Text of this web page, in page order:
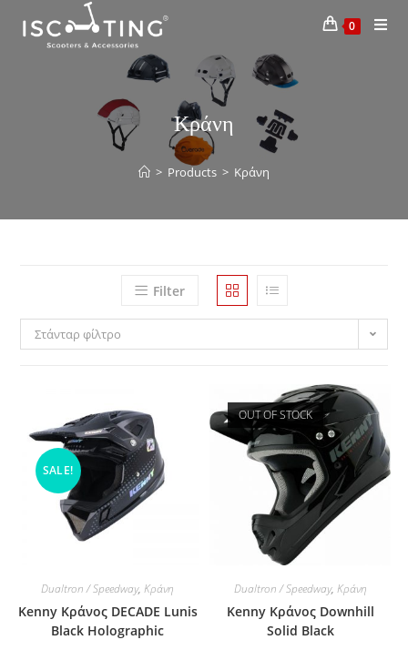
0
Κράνη
> Products > Κράνη
Filter
Στάνταρ φίλτρο
SALE!
Dualtron / Speedway,Κράνη
Kenny Κράνος DECADE Lunis
Black Holographic
OUT OF STOCK
Dualtron / Speedway, Κράνη
Kenny Κράνος Downhill
Solid Black